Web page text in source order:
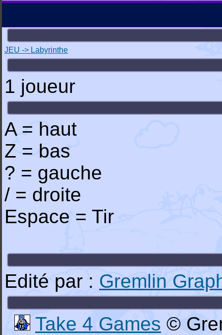
JEU -> Labyrinthe
1 joueur
A = haut
Z = bas
? = gauche
/ = droite
Espace = Tir
Edité par : Gremlin
Take 4 Games ©